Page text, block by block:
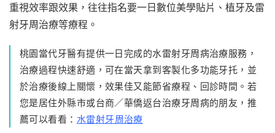
重視效率跟效果，往往指名要一日數位美學貼片、植牙及雷
射牙周治療等療程。
桃園當代牙醫有提供一日完成的水雷射牙周病治療服務，
治療過程快速舒適，可在當天拿到客製化多功能牙托，並
於治療後線上關懷，效果佳又能節省療程、回診時間。若
您是居住外縣市或台商／華僑返台治療牙周病的朋友，推
薦可以看看： 水雷射牙周治療